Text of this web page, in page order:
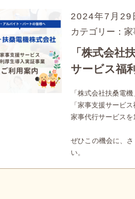
2024年7月29
カテゴリー：
「株式会社
サービス福
「株式会社扶桑電
「家事支援サービ
家事代行サービスを
ぜひこの機会に、
い。